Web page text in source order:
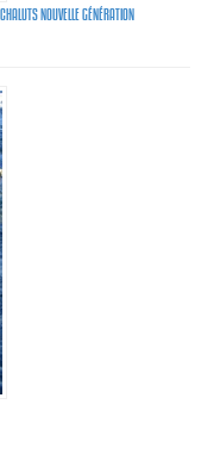
NOUVELLE GÉNÉRATION